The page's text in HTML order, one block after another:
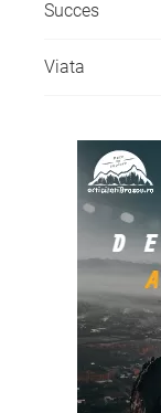
Succes
Viata